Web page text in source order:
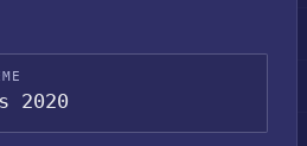
2020